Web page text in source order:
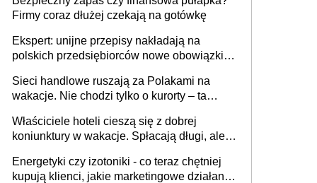
Firmy coraz dłużej czekają na gotówkę
Ekspert: unijne przepisy nakładają na
polskich przedsiębiorców nowe obowiązki w
Sieci handlowe ruszają za Polakami na
wakacje. Nie chodzi tylko o kurorty – ta
tam, gdzie wielu spędzi urlop po cichu
Właściciele hoteli cieszą się z dobrej
koniunktury w wakacje. Spłacają długi, ale
Energetyki czy izotoniki - co teraz chętniej
kupują klienci, jakie marketingowe działania